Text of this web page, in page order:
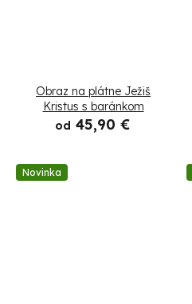
Obraz na plátne Ježiš
Kristus s baránkom
od 45,90 €
Novinka